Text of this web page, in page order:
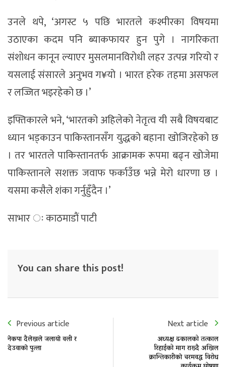
उनले थपे, ‘अगस्ट ५ पछि भारतले कश्मीरका विषयमा
उठाएका कदम पनि ब्याकफायर हुन पुगे । नागरिकता
संशोधन कानून ल्याएर मुसलमानविरोधी लहर उत्पन्न गरियो र
यसलाई संसारले अनुभव ग¥यो । भारत हरेक तहमा असफल
र लज्जित भइरहेको छ ।’
इफ्तिकारले भने, ‘भारतको अहिलेको नेतृत्व यी सबै विषयबाट
ध्यान भड्काउन पाकिस्तानसँग युद्धको बहाना खोजिरहेको छ
। तर भारतले पाकिस्तानतर्फ आक्रामक रूपमा बढ्न खोजेमा
पाकिस्तानले सशक्त जवाफ फर्काउँछ भन्ने मेरो धारणा छ ।
यसमा कसैले शंका गर्नुहुँदैन ।’
साभार ः काठमाडाैं पाटी
You can share this post!
Previous article
नेकपा दैलेखले जलायाे वली र
देउवाकाे पुत्ला
Next article
अध्यक्ष ढकालको तत्काल
रिहाईको माग राख्दै अखिल
क्रान्तिकारीकाे चरमवद्ध विरोध